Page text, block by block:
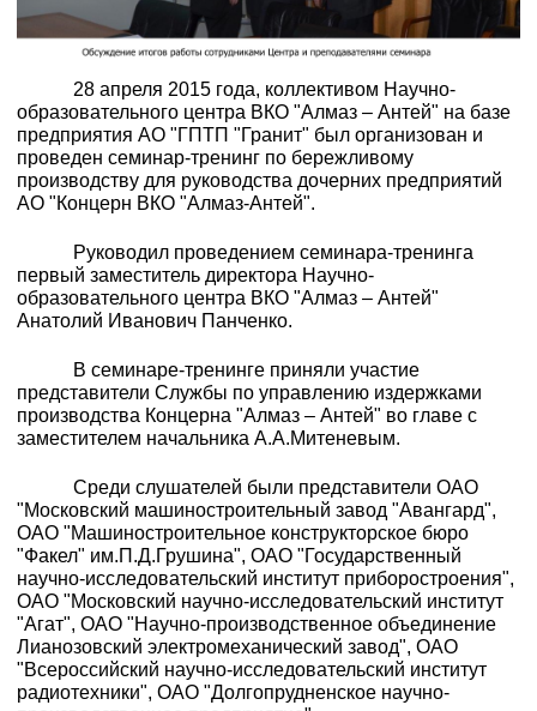
28 апреля 2015 года, коллективом Научно-
образовательного центра ВКО "Алмаз – Антей" на базе
предприятия АО "ГПТП "Гранит" был организован и
проведен семинар-тренинг по бережливому
производству для руководства дочерних предприятий
АО "Концерн ВКО "Алмаз-Антей".
Руководил проведением семинара-тренинга
первый заместитель директора Научно-
образовательного центра ВКО "Алмаз – Антей"
Анатолий Иванович Панченко.
В семинаре-тренинге приняли участие
представители Службы по управлению издержками
производства Концерна "Алмаз – Антей" во главе с
заместителем начальника А.А.Митеневым.
Среди слушателей были представители ОАО
"Московский машиностроительный завод "Авангард",
ОАО "Машиностроительное конструкторское бюро
"Факел" им.П.Д.Грушина", ОАО "Государственный
научно-исследовательский институт приборостроения",
ОАО "Московский научно-исследовательский институт
"Агат", ОАО "Научно-производственное объединение
Лианозовский электромеханический завод", ОАО
"Всероссийский научно-исследовательский институт
радиотехники", ОАО "Долгопрудненское научно-